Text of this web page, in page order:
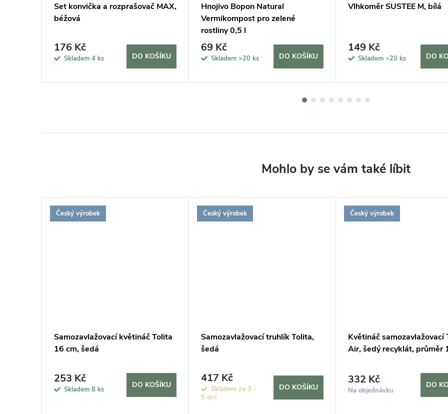
Set konvička a rozprašovač MAX,
béžová
176 Kč
Skladem 4 ks DO KOŠÍKU
Hnojivo Bopon Natural
Vermikompost pro zelené
rostliny 0,5 l
69 Kč
Skladem >20 ks DO KOŠÍKU
Vlhkoměr SUSTEE M, bílá
149 Kč
Skladem >20 ks DO
Český výrobek
Samozavlažovací květináč Tolita
16 cm, šedá
253 Kč
Skladem 8 ks
DO KOŠÍKU
Český výrobek
Samozavlažovací truhlík Tolita,
šedá
417 Kč
Skladem za 3 -
5 dní
DO KOŠÍKU
Český výrobek
Květináč samozavlažovací
Air, šedý recyklát, průměr
332 Kč
Na objednávku
DO